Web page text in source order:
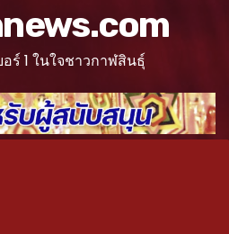
ร์ 1 ในใจชาวกาฬสินธุ์